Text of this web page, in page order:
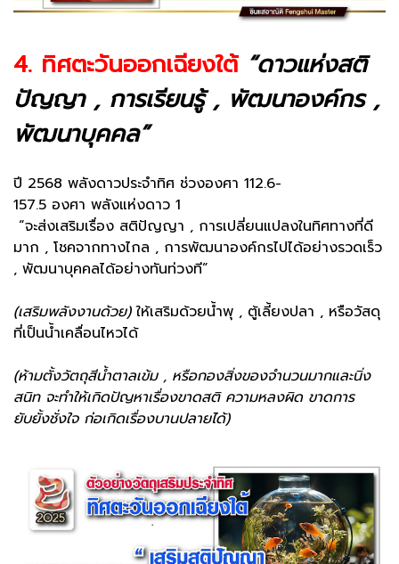
4. ทิศตะวันออกเฉียงใต้ “ดาวแห่งสติ
ปัญญา , การเรียนรู้ , พัฒนาองค์กร ,
พัฒนาบุคคล”
ปี 2568 พลังดาวประจำทิศ ช่วงองศา 112.6-
157.5 องศา พลังแห่งดาว 1
“จะส่งเสริมเรื่อง สติปัญญา , การเปลี่ยนแปลงในทิศทางที่ดี
มาก , โชคจากทางไกล , การพัฒนาองค์กรไปได้อย่างรวดเร็ว
, พัฒนาบุคคลได้อย่างทันท่วงที”
(เสริมพลังงานด้วย)ให้เสริมด้วยน้ำพุ , ตู้เลี้ยงปลา , หรือวัสดุ
ที่เป็นน้ำเคลื่อนไหวได้
(ห้ามตั้งวัตถุสีน้ำตาลเข้ม , หรือกองสิ่งของจำนวนมากและนิ่ง
สนิท จะทำให้เกิดปัญหาเรื่องขาดสติ ความหลงผิด ขาดการ
ยับยั้งชั่งใจ ก่อเกิดเรื่องบานปลายได้)